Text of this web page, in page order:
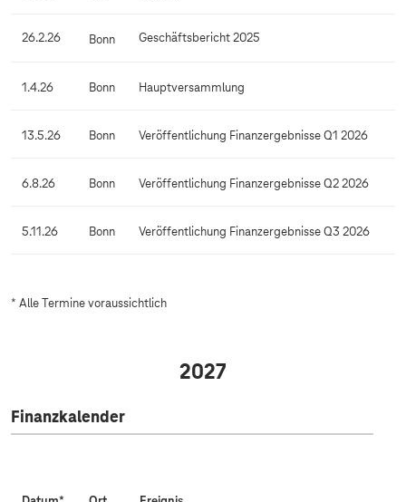
26.2.26 Bonn Geschäftsbericht 2025
1.4.26 Bonn Hauptversammlung
13.5.26 Bonn Veröffentlichung Finanzergebnisse Q1 2026
6.8.26 Bonn Veröffentlichung Finanzergebnisse Q2 2026
5.11.26 Bonn Veröffentlichung Finanzergebnisse Q3 2026
* Alle Termine voraussichtlich
2027
Finanzkalender